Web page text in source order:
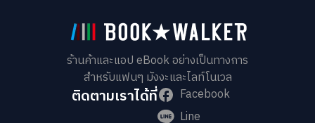
ร้านค้าและแอป eBook อย่างเป็นทางการ
สำหรับแฟนๆ มังงะและไลท์โนเวล
ติดตามเราได้ที่
Facebook
Line